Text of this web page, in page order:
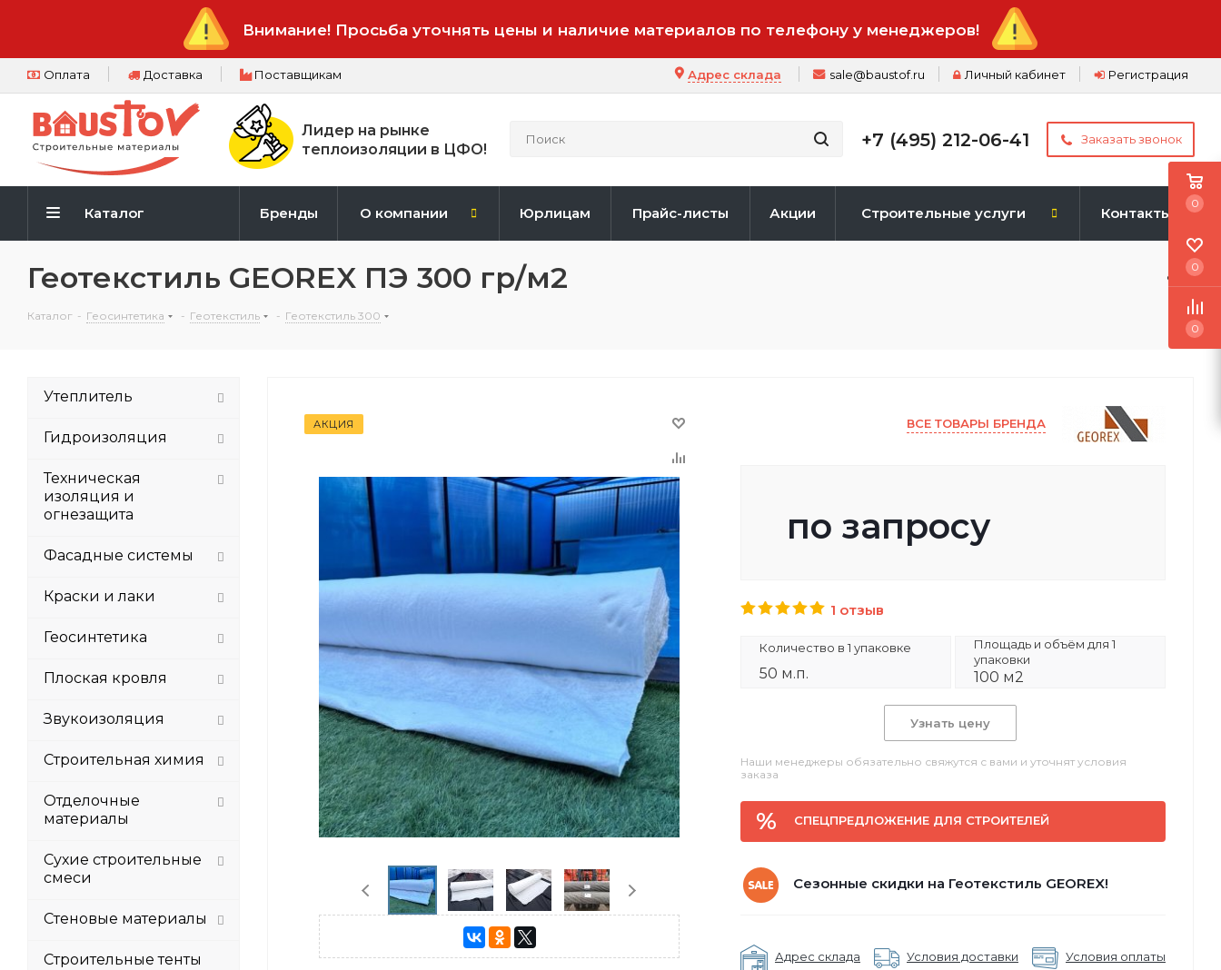
Внимание! Просьба уточнять цены и наличие материалов по телефону у менеджеров!
Оплата Доставка Поставщикам Регистрация
Личный кабинет
sale@baustof.ru
Адрес склада
Лидер на рынке
теплоизоляции в ЦФО!
+7 (495) 212-06-41 Заказать звонок
Каталог Бренды О компании Юрлицам Прайс-листы Акции Строительные услуги Контакты
Геотекстиль GEOREX ПЭ 300 гр/м2
Каталог - Геосинтетика - Геотекстиль - Геотекстиль 300
АКЦИЯ ВСЕ ТОВАРЫ БРЕНДА
по запросу
1 отзыв
Количество в 1 упаковке
50 м.п.
Площадь и объём для 1
упаковки
100 м2
Узнать цену
Наши менеджеры обязательно свяжутся с вами и уточнят условия
заказа
СПЕЦПРЕДЛОЖЕНИЕ ДЛЯ СТРОИТЕЛЕЙ
Сезонные скидки на Геотекстиль GEOREX!
Адрес склада Условия доставки Условия оплаты
Утеплитель
Гидроизоляция
Техническая
изоляция и
огнезащита
Фасадные системы
Краски и лаки
Геосинтетика
Плоская кровля
Звукоизоляция
Строительная химия
Отделочные
материалы
Сухие строительные
смеси
Стеновые материалы
Строительные тенты
0
0
0